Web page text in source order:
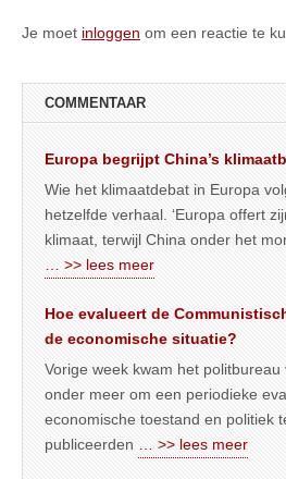
Je moet inloggen om een reactie te
COMMENTAAR
Europa begrijpt China’s
Wie het klimaatdebat in Europa
hetzelfde verhaal. ‘Europa offert
klimaat, terwijl China onder het
… >> lees meer
Hoe evalueert de
de economische situatie?
Vorige week kwam het politbureau
onder meer om een periodieke
economische toestand en politiek
publiceerden
… >> lees meer